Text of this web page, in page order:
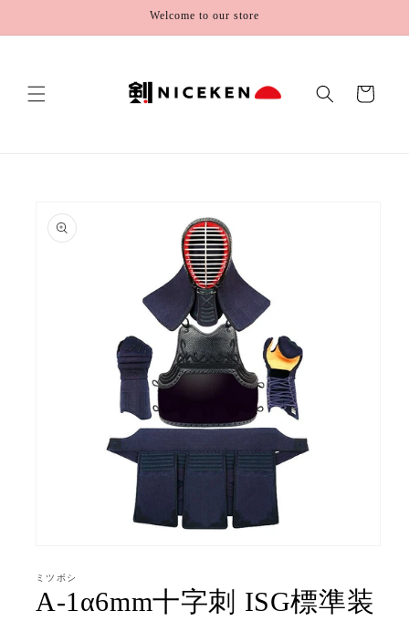
Welcome to our store
Cart
product
information
1
in
modal
ミツボシ
A-1α6mm十字刺 ISG標準装